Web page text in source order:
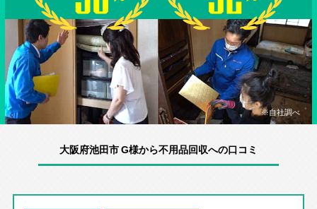
※自社調べ
大阪府池田市 G様から不用品回収への口コミ